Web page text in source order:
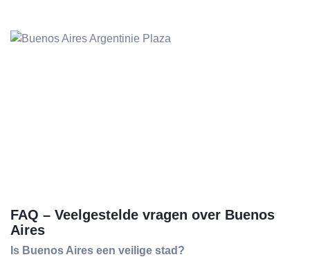
FAQ – Veelgestelde vragen over Buenos
Aires
Is Buenos Aires een veilige stad?